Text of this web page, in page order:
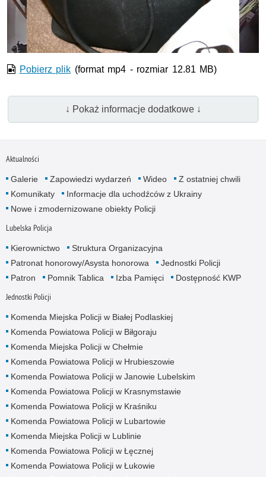
wideo
Pobierz plik (format mp4 - rozmiar 12.81 MB)
↓ Pokaż informacje dodatkowe ↓
Aktualności
Galerie Zapowiedzi wydarzeń Wideo
Z ostatniej chwili
Komunikaty
Informacje dla uchodźców z Ukrainy
Nowe i zmodernizowane obiekty Policji
Lubelska Policja
Kierownictwo
Struktura Organizacyjna
Patronat honorowy/Asysta honorowa
Jednostki Policji
Patron
Pomnik Tablica Izba Pamięci Dostępność KWP
Jednostki Policji
Komenda Miejska Policji w Białej Podlaskiej
Komenda Powiatowa Policji w Biłgoraju
Komenda Miejska Policji w Chełmie
Komenda Powiatowa Policji w Hrubieszowie
Komenda Powiatowa Policji w Janowie Lubelskim
Komenda Powiatowa Policji w Krasnymstawie
Komenda Powiatowa Policji w Kraśniku
Komenda Powiatowa Policji w Lubartowie
Komenda Miejska Policji w Lublinie
Komenda Powiatowa Policji w Łęcznej
Komenda Powiatowa Policji w Łukowie